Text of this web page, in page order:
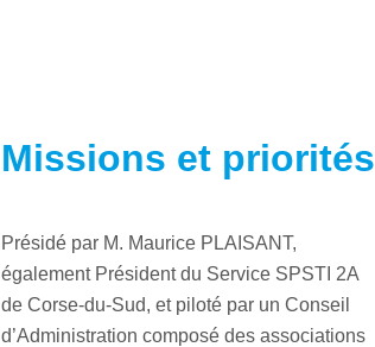
Missions et priorités
Présidé par M. Maurice PLAISANT,
également Président du Service SPSTI 2A
de Corse-du-Sud, et piloté par un Conseil
d’Administration composé des associations